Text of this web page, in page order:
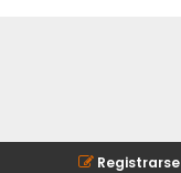
Registrarse